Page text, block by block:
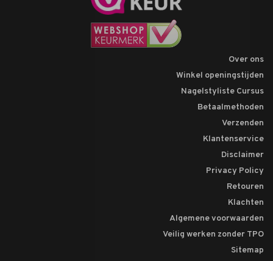
Over ons
Winkel openingstijden
Nagelstyliste Cursus
Betaalmethoden
Verzenden
Klantenservice
Disclaimer
Privacy Policy
Retouren
Klachten
Algemene voorwaarden
Veilig werken zonder TPO
Sitemap